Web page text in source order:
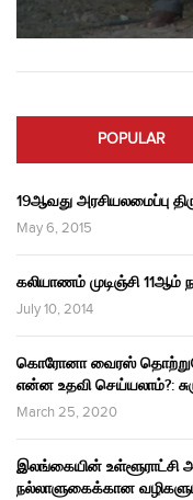
POPULAR
19ஆவது அரசியலமைப்பு
May 6, 2015
கலியாணம் முடிஞ்சி 11ஆம்
July 10, 2014
கொரோனா வைரஸ்
என்ன உதவி செய்யலாம்?:
March 25, 2020
இலங்கையின் உள்ளூராட்சி
நல்லாளுகைக்கான